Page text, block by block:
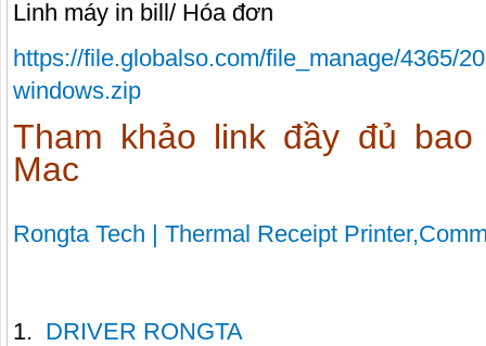
Linh máy in bill/ Hóa đơn
https://file.globalso.com/file_manage/4365/
windows.zip
Tham khảo link đầy đủ bao
Mac
Rongta Tech | Thermal Receipt
1. DRIVER RONGTA